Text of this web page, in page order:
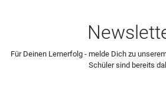
Für Deinen Lernerfolg - melde Dich zu
Schüler sind bereits